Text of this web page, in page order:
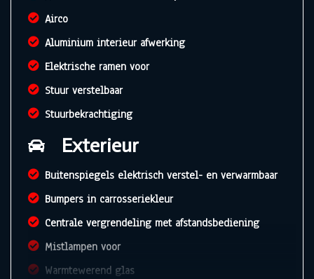
Airco
Aluminium interieur afwerking
Elektrische ramen voor
Stuur verstelbaar
Stuurbekrachtiging
Exterieur
Buitenspiegels elektrisch verstel- en verwarmbaar
Bumpers in carrosseriekleur
Centrale vergrendeling met afstandsbediening
Mistlampen voor
Warmtewerend glas